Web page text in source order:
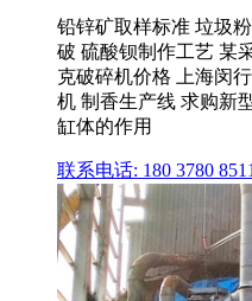
铅锌矿取样标准 垃圾
破 硫酸钡制作工艺 某
克破碎机价格 上海闵
机 制香生产线 求购新
缸体的作用
联系电话: 180 3780 8511